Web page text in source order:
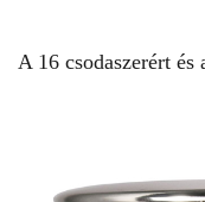
A 16 csodaszerért